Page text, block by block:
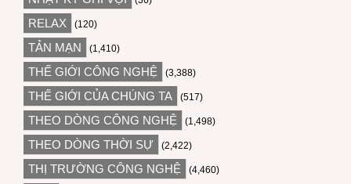
RELAX (120)
TẢN MẠN (1,410)
THẾ GIỚI CÔNG NGHỆ (3,388)
THẾ GIỚI CỦA CHÚNG TA (517)
THEO DÒNG CÔNG NGHỆ (1,498)
THEO DÒNG THỜI SỰ (2,422)
THỊ TRƯỜNG CÔNG NGHỆ (4,460)